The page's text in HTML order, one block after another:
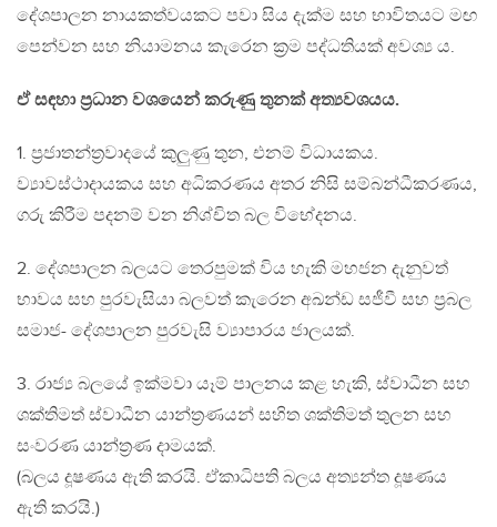
දේශපාලන නායකත්වයකට පවා සිය දැක්ම සහ භාවිතයට මඟ
පෙන්වන සහ නියාමනය කැරෙන ක්‍රම පද්ධතියක් අවශ්‍ය ය.
ඒ සඳහා ප්‍රධාන වශයෙන් කරුණු තුනක් අත්‍යවශයය.
1. ප්‍රජාතන්ත්‍රවාදයේ කුලුණු තුන, එනම් විධායකය.
ව්‍යාවස්ථාදායකය සහ අධිකරණය අතර නිසි සම්බන්ධීකරණය,
ගරු කිරීම පදනම් වන නිශ්චිත බල විභේදනය.
2. දේශපාලන බලයට තෙරපුමක් විය හැකි මහජන දැනුවත්
භාවය සහ පුරවැසියා බලවත් කැරෙන අඛන්ඩ සජීවී සහ ප්‍රබල
සමාජ- දේශපාලන පුරවැසි ව්‍යාපාරය ජාලයක්.
3. රාජ්‍ය බලයේ ඉක්මවා යෑම් පාලනය කළ හැකි, ස්වාධීන සහ
ශක්තිමත් ස්වාධීන යාන්ත්‍රණයන් සහිත ශක්තිමත් තුලන සහ
සංවරණ යාන්ත්‍රණ දාමයක්.
(බලය දූෂණය ඇති කරයි. ඒකාධිපති බලය අත්‍යන්ත දූෂණය
ඇති කරයි.)